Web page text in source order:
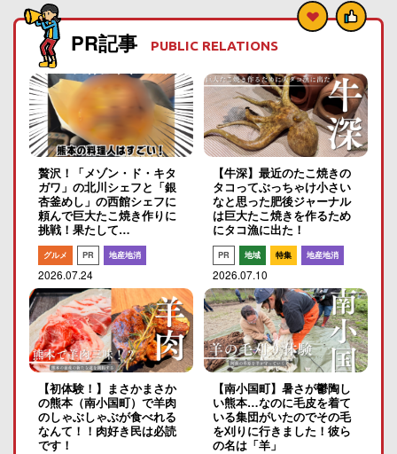
PR記事 PUBLIC RELATIONS
贅沢！「メゾン・ド・キタ
ガワ」の北川シェフと「銀
杏釜めし」の西館シェフに
頼んで巨大たこ焼き作りに
挑戦！果たして…
グルメ PR 地産地消
2026.07.24
【牛深】最近のたこ焼きの
タコってぶっちゃけ小さい
なと思った肥後ジャーナル
は巨大たこ焼きを作るため
にタコ漁に出た！
PR 地域 特集 地産地消
2026.07.10
【初体験！】まさかまさか
の熊本（南小国町）で羊肉
のしゃぶしゃぶが食べれる
なんて！！肉好き民は必読
です！
【南小国町】暑さが鬱陶し
い熊本…なのに毛皮を着て
いる集団がいたのでその毛
を刈りに行きました！彼ら
の名は「羊」